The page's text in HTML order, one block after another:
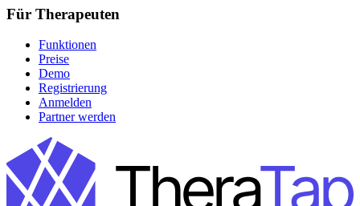
Für Therapeuten
Funktionen
Preise
Demo
Registrierung
Anmelden
Partner werden